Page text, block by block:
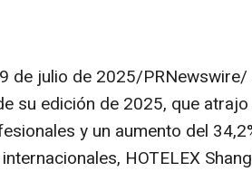
de julio de 2025/PRNewswire/
su edición de 2025, que
y un aumento del
HOTELEX